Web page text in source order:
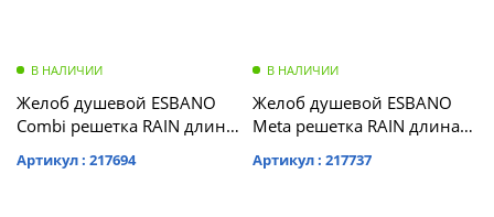
В НАЛИЧИИ
Желоб душевой ESBANO
Combi решетка RAIN длина
RAIN-60MC)
Артикул : 217694
В НАЛИЧИИ
Желоб душевой ESBANO
Meta решетка RAIN длина
RAIN-70MB)
Артикул : 217737